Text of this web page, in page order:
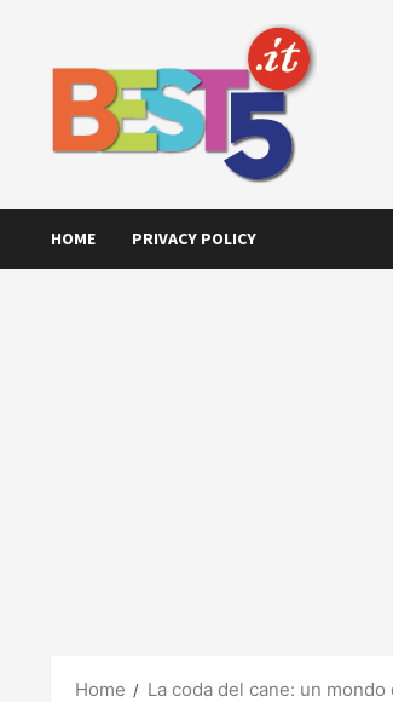
HOME PRIVACY POLICY
Home La coda del cane: un